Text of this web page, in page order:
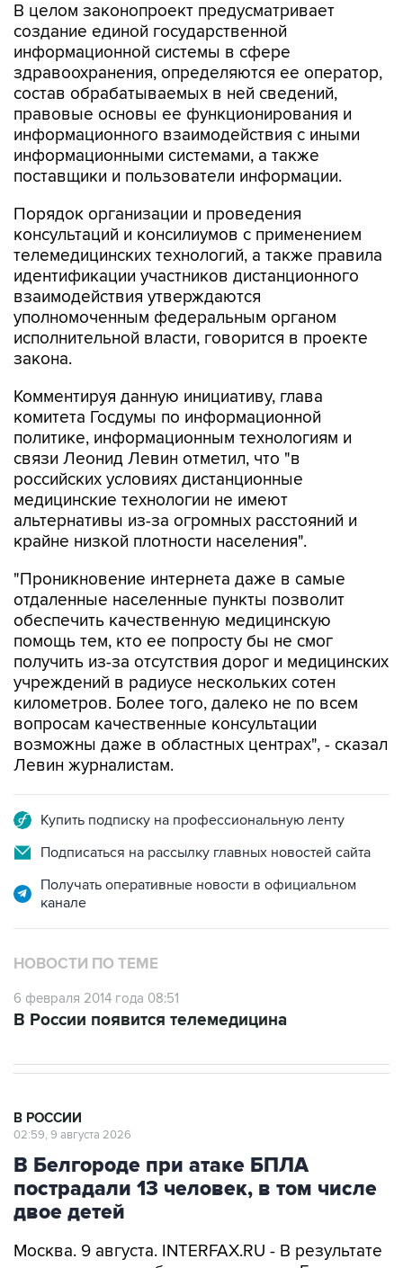
В целом законопроект предусматривает
создание единой государственной
информационной системы в сфере
здравоохранения, определяются ее оператор,
состав обрабатываемых в ней сведений,
правовые основы ее функционирования и
информационного взаимодействия с иными
информационными системами, а также
поставщики и пользователи информации.
Порядок организации и проведения
консультаций и консилиумов с применением
телемедицинских технологий, а также правила
идентификации участников дистанционного
взаимодействия утверждаются
уполномоченным федеральным органом
исполнительной власти, говорится в проекте
закона.
Комментируя данную инициативу, глава
комитета Госдумы по информационной
политике, информационным технологиям и
связи Леонид Левин отметил, что "в
российских условиях дистанционные
медицинские технологии не имеют
альтернативы из-за огромных расстояний и
крайне низкой плотности населения".
"Проникновение интернета даже в самые
отдаленные населенные пункты позволит
обеспечить качественную медицинскую
помощь тем, кто ее попросту бы не смог
получить из-за отсутствия дорог и медицинских
учреждений в радиусе нескольких сотен
километров. Более того, далеко не по всем
вопросам качественные консультации
возможны даже в областных центрах", - сказал
Левин журналистам.
Купить подписку на профессиональную ленту
Подписаться на рассылку главных новостей сайта
Получать оперативные новости в официальном
канале
НОВОСТИ ПО ТЕМЕ
6 февраля 2014 года 08:51
В России появится телемедицина
В РОССИИ
02:59, 9 августа 2026
В Белгороде при атаке БПЛА
пострадали 13 человек, в том числе
двое детей
Москва. 9 августа. INTERFAX.RU - В результате